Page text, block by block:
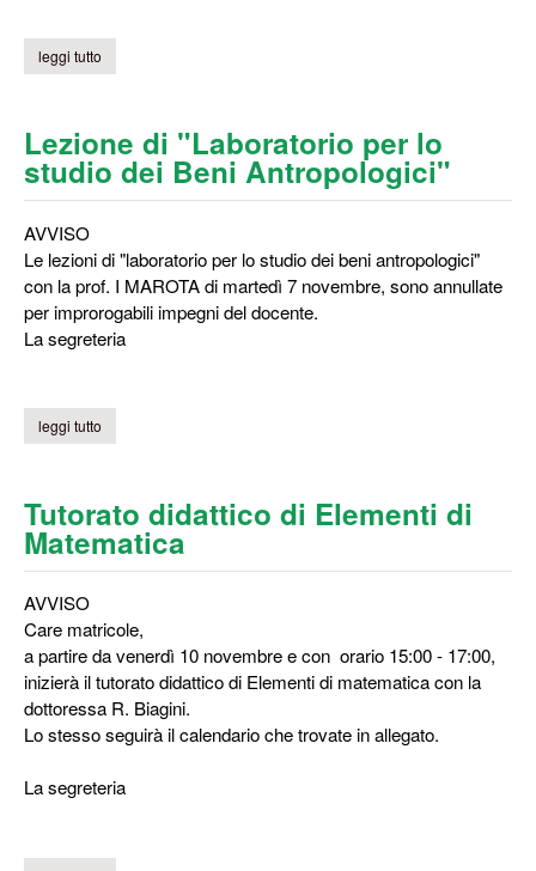
leggi tutto
Lezione di "Laboratorio per lo
studio dei Beni Antropologici"
AVVISO
Le lezioni di "laboratorio per lo studio dei beni antropologici"
con la prof. I MAROTA di martedì 7 novembre, sono annullate
per improrogabili impegni del docente.
La segreteria
leggi tutto
Tutorato didattico di Elementi di
Matematica
AVVISO
Care matricole,
a partire da venerdì 10 novembre e con orario 15:00 - 17:00,
inizierà il tutorato didattico di Elementi di matematica con la
dottoressa R. Biagini.
Lo stesso seguirà il calendario che trovate in allegato.
La segreteria